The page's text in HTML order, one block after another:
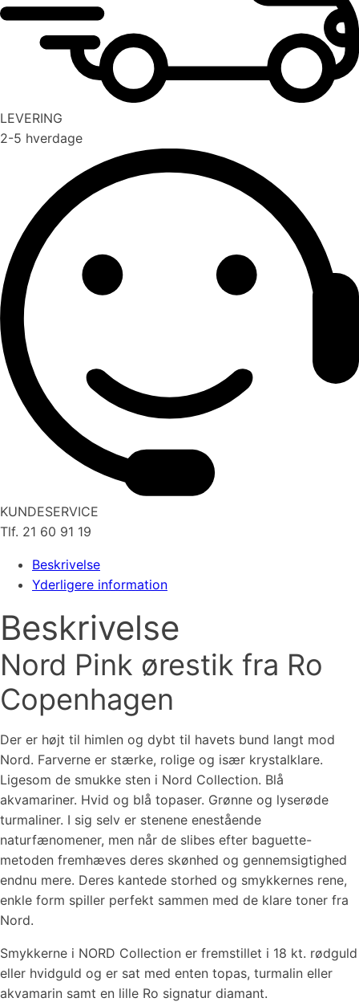
LEVERING
2-5 hverdage
KUNDESERVICE
Tlf. 21 60 91 19
Beskrivelse
Yderligere information
Beskrivelse
Nord Pink ørestik fra Ro
Copenhagen
Der er højt til himlen og dybt til havets bund langt mod
Nord. Farverne er stærke, rolige og især krystalklare.
Ligesom de smukke sten i Nord Collection. Blå
akvamariner. Hvid og blå topaser. Grønne og lyserøde
turmaliner. I sig selv er stenene enestående
naturfænomener, men når de slibes efter baguette-
metoden fremhæves deres skønhed og gennemsigtighed
endnu mere. Deres kantede storhed og smykkernes rene,
enkle form spiller perfekt sammen med de klare toner fra
Nord.
Smykkerne i NORD Collection er fremstillet i 18 kt. rødguld
eller hvidguld og er sat med enten topas, turmalin eller
akvamarin samt en lille Ro signatur diamant.